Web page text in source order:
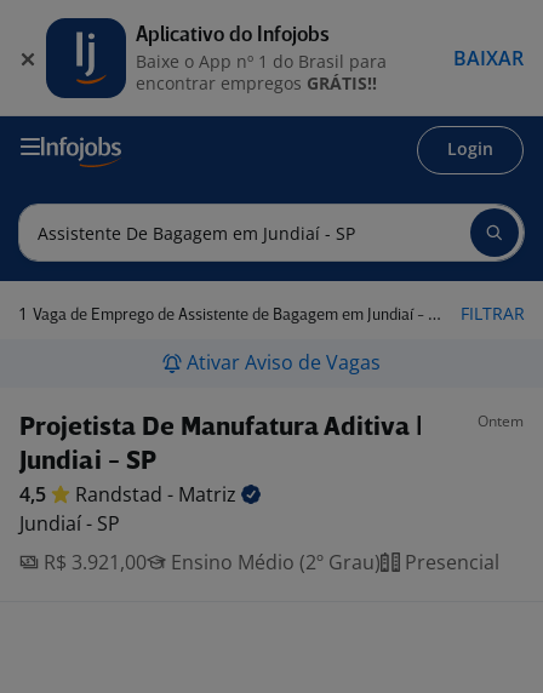
Login
1 Vaga de Emprego de Assistente de Bagagem em Jundiaí - SP FILTRAR
Ativar Aviso de Vagas
Projetista De Manufatura Aditiva |
Jundiai - SP
Ontem
4,5 Randstad - Matriz
Jundiaí - SP
R$ 3.921,00
Ensino Médio (2º Grau) Presencial
Aplicativo do Infojobs
Baixe o App nº 1 do Brasil para
encontrar empregos GRÁTIS!!
BAIXAR